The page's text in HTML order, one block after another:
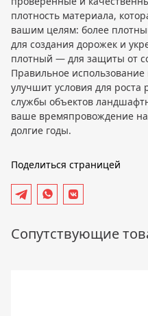
плотность материала,
вашим целям: более
для создания дорожек и
плотный — для защиты от
Правильное использование
улучшит условия для роста
службы объектов
ваше времяпровождение
долгие годы.
Поделиться страницей
Сопутствующие